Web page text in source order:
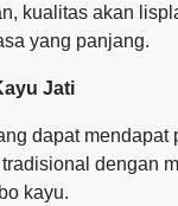
kualitas akan
yang panjang.
Jati
dapat
dengan
kayu.